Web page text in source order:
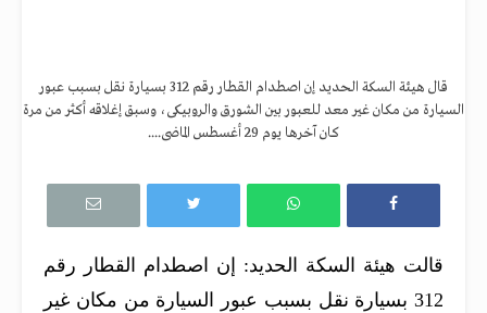
قال هيئة السكة الحديد إن اصطدام القطار رقم 312 بسيارة نقل بسبب عبور
السيارة من مكان غير معد للعبور بين الشورق والروبيكى، وسبق إغلاقه أكثر من مرة
كان آخرها يوم 29 أغسطس الماضى....
قالت هيئة السكة الحديد: إن اصطدام القطار رقم
312 بسيارة نقل بسبب عبور السيارة من مكان غير